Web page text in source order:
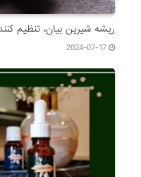
ریشه شیرین بیان، تنظیم
2024-07-17